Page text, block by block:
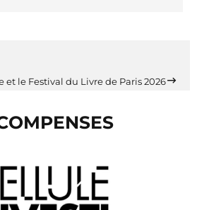
et le Festival du Livre de Paris 2026